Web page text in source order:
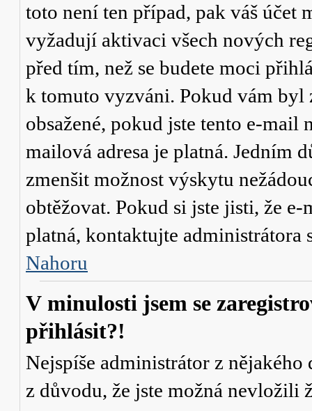
toto není ten případ, pak váš účet
vyžadují aktivaci všech nových
před tím, než se budete moci
k tomuto vyzváni. Pokud vám byl
obsažené, pokud jste tento e-mail
mailová adresa je platná. Jedním
zmenšit možnost výskytu
obtěžovat. Pokud si jste jisti, že
platná, kontaktujte administrátora
Nahoru
V minulosti jsem se
přihlásit?!
Nejspíše administrátor z
z důvodu, že jste možná nevložili